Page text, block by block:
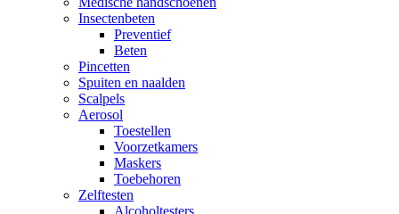
Insectenbeten
Preventief
Beten
Pincetten
Spuiten en naalden
Scalpels
Aerosol
Toestellen
Voorzetkamers
Maskers
Toebehoren
Zelftesten
Alcoholtesters